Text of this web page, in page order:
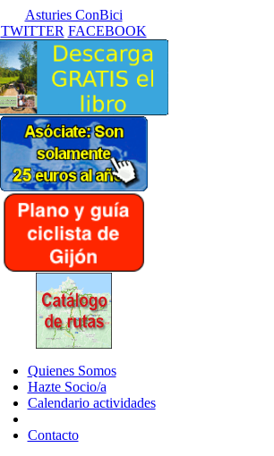
Asturies ConBici
TWITTER FACEBOOK
Quienes Somos
Hazte Socio/a
Calendario actividades
Contacto